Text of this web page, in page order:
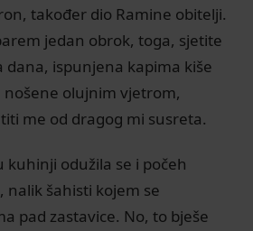
također dio Ramine obitelji.
jedan obrok, toga, sjetite
dana, ispunjena kapima kiše
nošene olujnim vjetrom,
me od dragog mi susreta.
kuhinji odužila se i počeh
nalik šahisti kojem se
pad zastavice. No, to bješe